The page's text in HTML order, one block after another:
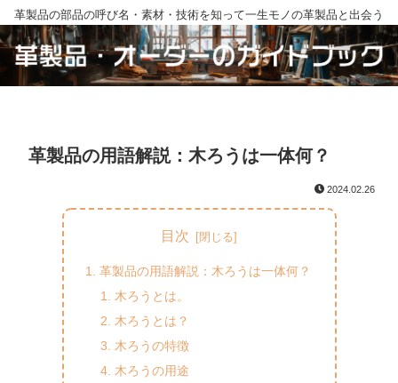
革製品の部品の呼び名・素材・技術を知って一生モノの革製品と出会う
革製品の用語解説：木ろうは一体何？
2024.02.26
目次
革製品の用語解説：木ろうは一体何？
木ろうとは。
木ろうとは？
木ろうの特徴
木ろうの用途